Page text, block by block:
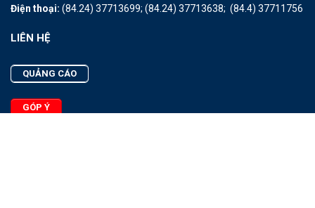
Điện thoại: (84.24) 37713699; (84.24) 37713638; (84.4) 37711756
LIÊN HỆ
QUẢNG CÁO
GÓP Ý